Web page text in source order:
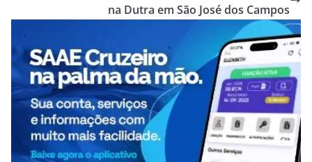
na Dutra em São José dos Campos